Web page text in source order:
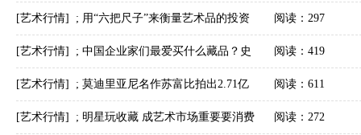
[艺术行情] ; 用“六把尺子”来衡量艺术品的投资
潜力
阅读：297
[艺术行情] ; 中国企业家们最爱买什么藏品？史
玉柱爱藏美人 ，马云喜当代艺术
阅读：419
[艺术行情] ; 莫迪里亚尼名作苏富比拍出2.71亿
元成交
阅读：611
[艺术行情] ; 明星玩收藏 成艺术市场重要要消费 阅读：272